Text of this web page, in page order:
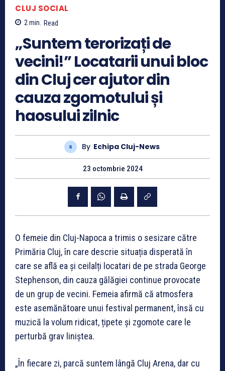
CLUJ SOCIAL
2min. Read
„Suntem terorizați de
vecini!” Locatarii unui bloc
din Cluj cer ajutor din
cauza zgomotului și
haosului zilnic
By Echipa Cluj-News
23 octombrie 2024
O femeie din Cluj-Napoca a trimis o sesizare către
Primăria Cluj, în care descrie situația disperată în
care se află ea și ceilalți locatari de pe strada George
Stephenson, din cauza gălăgiei continue provocate
de un grup de vecini. Femeia afirmă că atmosfera
este asemănătoare unui festival permanent, însă cu
muzică la volum ridicat, țipete și zgomote care le
perturbă grav liniștea.
„În fiecare zi, parcă suntem lângă Cluj Arena, dar cu